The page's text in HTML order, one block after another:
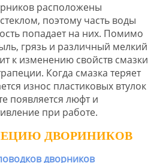
расположены
поэтому часть воды
попадает на них. Помимо
грязь и различный мелкий
к изменению свойств смазки
Когда смазка теряет
износ пластиковых втулок
появляется люфт и
при работе.
ДВОРИНИКОВ